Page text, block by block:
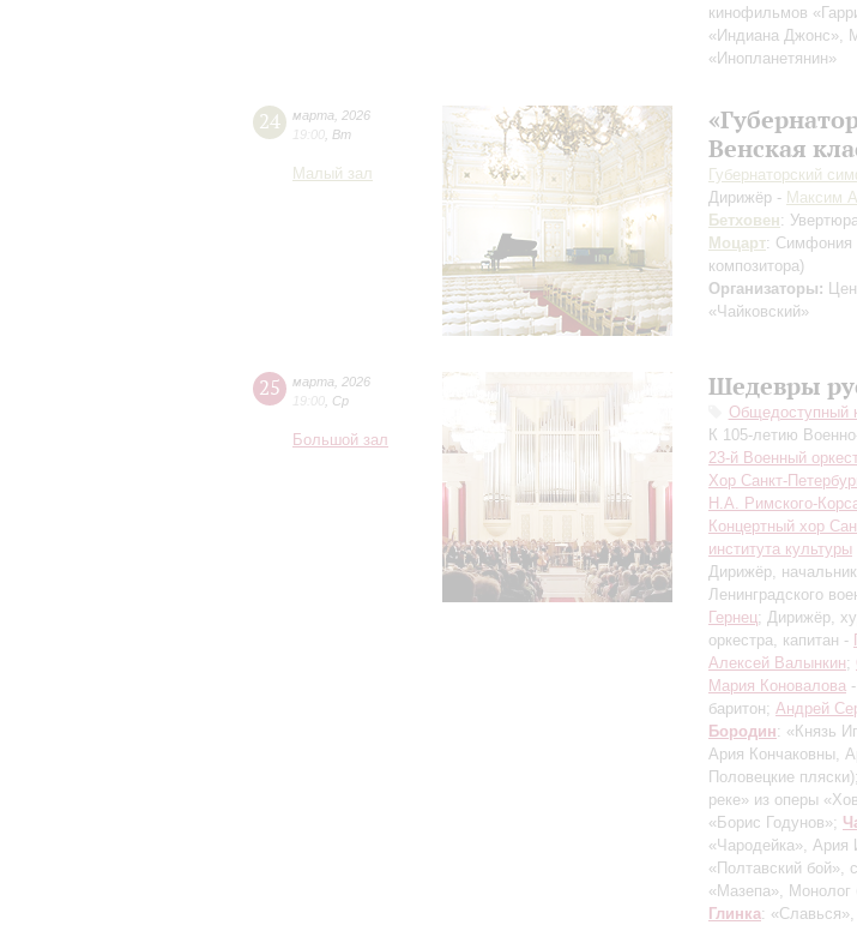
кинофильмов
«Индиана Джонс»,
«Инопланетянин»
24 марта
2026
19:00 Вт
Малый зал
Венская
Губернаторский
Дирижёр - Максим
Бетховен:
Моцарт:
композитора)
Организаторы:
«Чайковский»
25 марта
2026
19:00 Ср
Большой зал
Шедевры
Общедоступный
К 105-летию
23-й Военный
Хор Санкт-
Н.А. Римского-
Концертный хор
института культуры
Дирижёр,
Ленинградского
Гернец; Дирижёр,
оркестра, капитан -
Алексей Валынкин;
Мария Коновалова
баритон; Андрей
Бородин: «Князь
Ария Кончаковны,
Половецкие пляски);
реке» из оперы
«Борис Годунов»;
«Чародейка», Ария
«Полтавский бой»,
«Мазепа», Монолог
Глинка: